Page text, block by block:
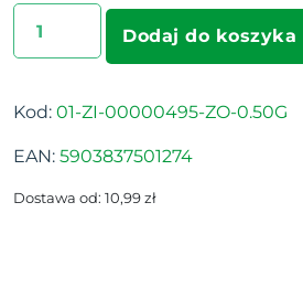
Dodaj do koszyka
Kod: 01-ZI-00000495-ZO-0.50G
EAN: 5903837501274
Dostawa od: 10,99 zł